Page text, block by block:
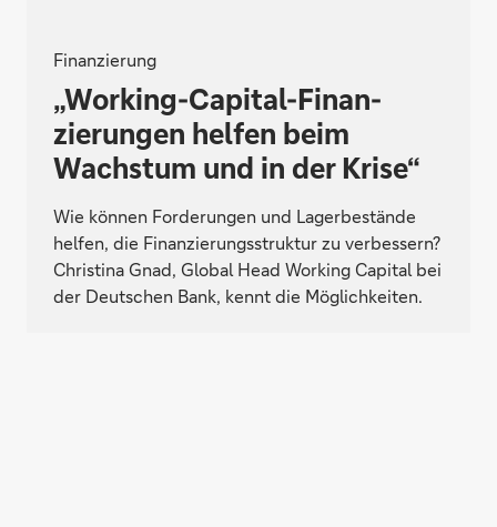
Finanzierung
„Working-Capital-Finan­
zierungen helfen beim
Wachs­tum und in der Krise“
Wie können Forderungen und Lagerbestände
helfen, die Finanzierungsstruktur zu verbessern?
Christina Gnad, Global Head Working Capital bei
der Deutschen Bank, kennt die Möglichkeiten.